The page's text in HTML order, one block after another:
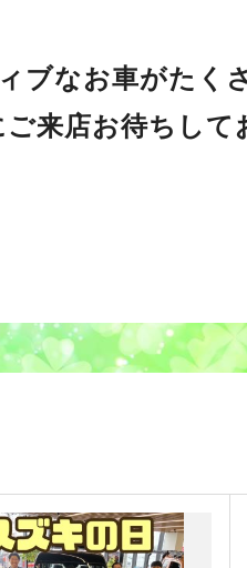
ブなお車がたく
来店お待ちして